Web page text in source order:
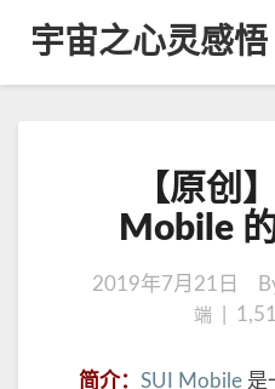
宇宙之心灵感悟
【原创
Mobile
2019年7月21日
端
简介： SUI Mobile 是